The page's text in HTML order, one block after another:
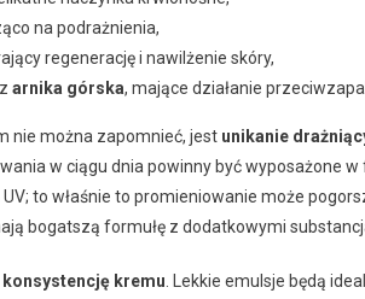
na podrażnienia,
regenerację i nawilżenie skóry,
arnika górska, mające działanie
nie można zapomnieć, jest unikanie
w ciągu dnia powinny być wyposażone
to właśnie to promieniowanie może
bogatszą formułę z dodatkowymi
konsystencję kremu . Lekkie emulsje będą